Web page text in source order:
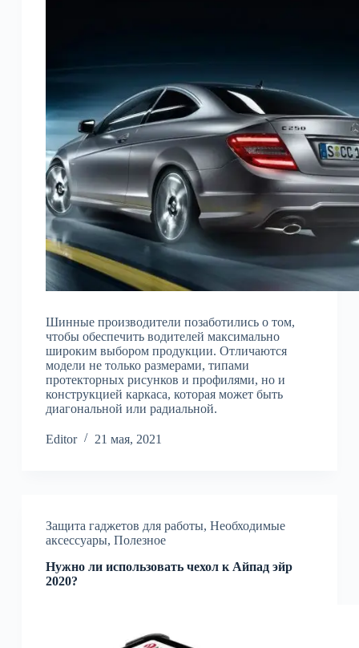
Шинные производители позаботились о том,
чтобы обеспечить водителей максимально
широким выбором продукции. Отличаются
модели не только размерами, типами
протекторных рисунков и профилями, но и
конструкцией каркаса, которая может быть
диагональной или радиальной.
Editor 21 мая, 2021
Защита гаджетов для работы, Необходимые
аксессуары, Полезное
Нужно ли использовать чехол к Айпад эйр
2020?